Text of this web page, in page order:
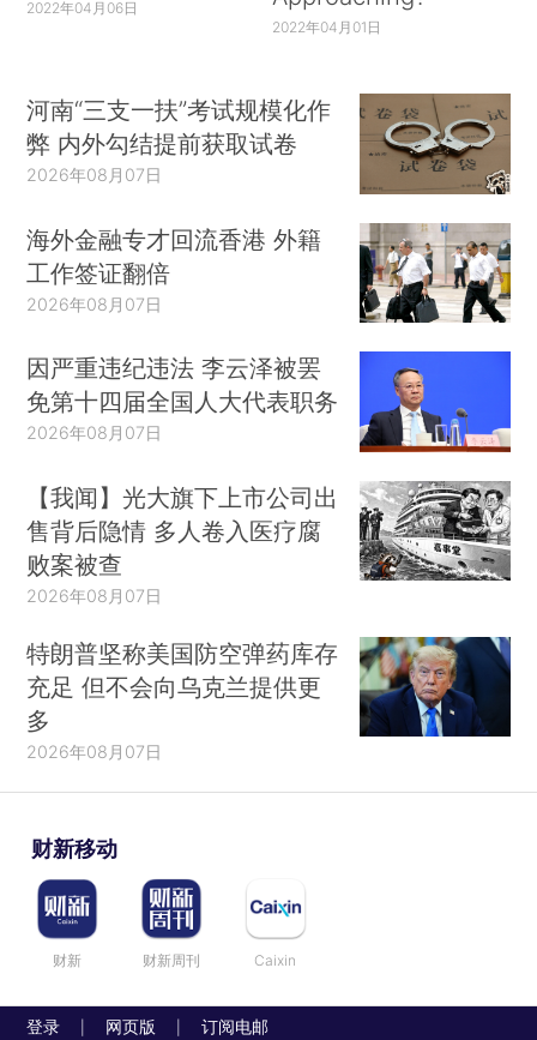
2022年04月06日
2022年04月01日
河南“三支一扶”考试规模化作
弊 内外勾结提前获取试卷
2026年08月07日
海外金融专才回流香港 外籍
工作签证翻倍
2026年08月07日
因严重违纪违法 李云泽被罢
免第十四届全国人大代表职务
2026年08月07日
【我闻】光大旗下上市公司出
售背后隐情 多人卷入医疗腐
败案被查
2026年08月07日
特朗普坚称美国防空弹药库存
充足 但不会向乌克兰提供更
多
2026年08月07日
财新移动
财新 财新周刊 Caixin
登录 网页版 订阅电邮